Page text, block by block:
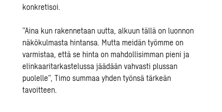
konkretisoi.
”Aina kun rakennetaan uutta, alkuun tällä on luonnon
näkökulmasta hintansa. Mutta meidän työmme on
varmistaa, että se hinta on mahdollisimman pieni ja
elinkaaritarkastelussa jäädään vahvasti plussan
puolelle”, Timo summaa yhden työnsä tärkeän
tavoitteen.